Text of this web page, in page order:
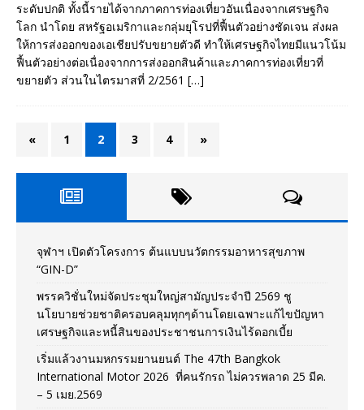
ระดับปกติ ทั้งนี้รายได้จากภาคการท่องเที่ยวอันเนื่องจากเศรษฐกิจ
โลก นำโดย สหรัฐอเมริกาและกลุ่มยุโรปที่ฟื้นตัวอย่างชัดเจน ส่งผล
ให้การส่งออกของเอเชียปรับขยายตัวดี ทำให้เศรษฐกิจไทยมีแนวโน้ม
ฟื้นตัวอย่างต่อเนื่องจากการส่งออกสินค้าและภาคการท่องเที่ยวที่
ขยายตัว ส่วนในไตรมาสที่ 2/2561 […]
« 1 2 3 4 »
จุฬาฯ เปิดตัวโครงการ ต้นแบบนวัตกรรมอาหารสุขภาพ
“GIN-D”
พรรควิชั่นใหม่จัดประชุมใหญ่สามัญประจำปี 2569 ชู
นโยบายช่วยชาติครอบคลุมทุกๆด้านโดยเฉพาะแก้ไขปัญหา
เศรษฐกิจและหนี้สินของประชาชนการเงินไร้ดอกเบี้ย
เริ่มแล้วงานมหกรรมยานยนต์ The 47th Bangkok
International Motor 2026 ที่คนรักรถ ไม่ควรพลาด 25 มีค.
– 5 เมย.2569